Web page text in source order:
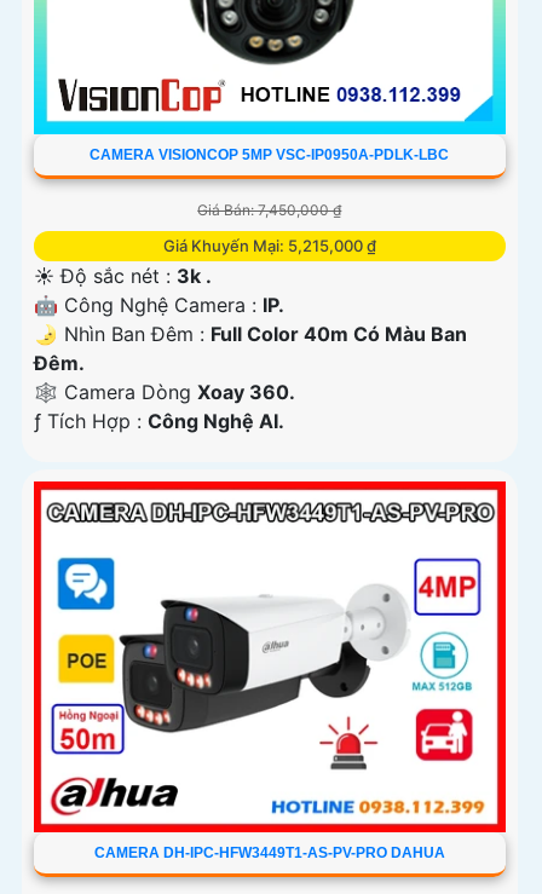
CAMERA VISIONCOP 5MP VSC-IP0950A-PDLK-LBC
Giá Bán: 7,450,000 ₫
Giá Khuyến Mại: 5,215,000 ₫
☀️ Độ sắc nét : 3k .
🤖️ Công Nghệ Camera : IP.
🌛 Nhìn Ban Đêm : Full Color 40m Có Màu Ban
Ðêm.
🕸️ Camera Dòng Xoay 360.
️ƒ Tích Hợp : Công Nghệ AI.
CAMERA DH-IPC-HFW3449T1-AS-PV-PRO DAHUA